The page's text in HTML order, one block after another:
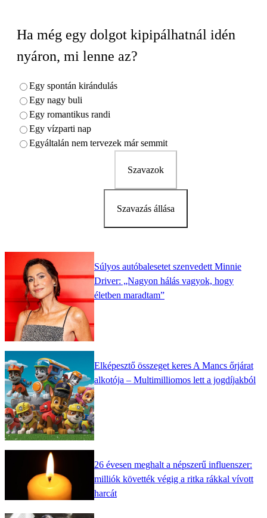
Ha még egy dolgot kipipálhatnál idén
nyáron, mi lenne az?
Egy spontán kirándulás
Egy nagy buli
Egy romantikus randi
Egy vízparti nap
Egyáltalán nem tervezek már semmit
Szavazok
Szavazás állása
Súlyos autóbalesetet szenvedett Minnie
Driver: „Nagyon hálás vagyok, hogy
életben maradtam”
Elképesztő összeget keres A Mancs őrjárat
alkotója – Multimilliomos lett a jogdíjakból
26 évesen meghalt a népszerű influenszer:
milliók követték végig a ritka rákkal vívott
harcát